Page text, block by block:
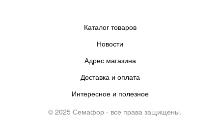
Каталог товаров
Новости
Адрес магазина
Доставка и оплата
Интересное и полезное
© 2025 Семафор - все права защищены.